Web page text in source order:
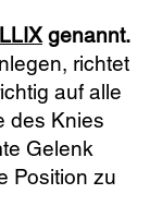
genannt.
richtet
auf alle
des Knies
Gelenk
Position zu